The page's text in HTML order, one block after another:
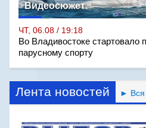
Видеосюжет
ЧТ, 06.08 / 19:18
Во Владивостоке стартовало
парусному спорту
Лента новостей ► Вся